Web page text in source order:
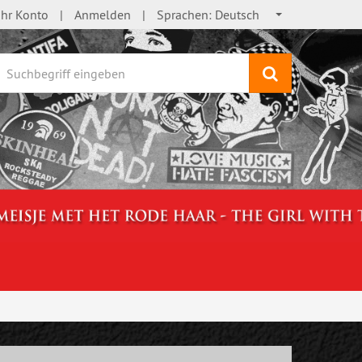
Konto Anmelden Sprachen: Deutsch
Suchen